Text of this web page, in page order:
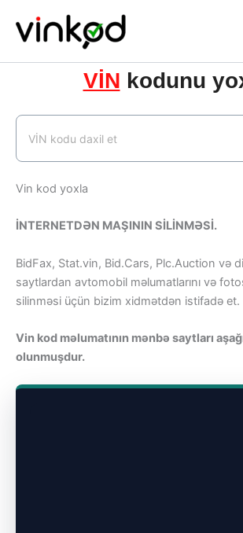
content
VİN kodunu
Vin kod yoxla
İNTERNETDƏN MAŞININ SİLİNMƏSİ.
BidFax, Stat.vin, Bid.Cars, Plc.Auction və
saytlardan avtomobil məlumatlarını və
silinməsi üçün bizim xidmətdən istifadə et.
Vin kod məlumatının mənbə saytları
olunmuşdur.